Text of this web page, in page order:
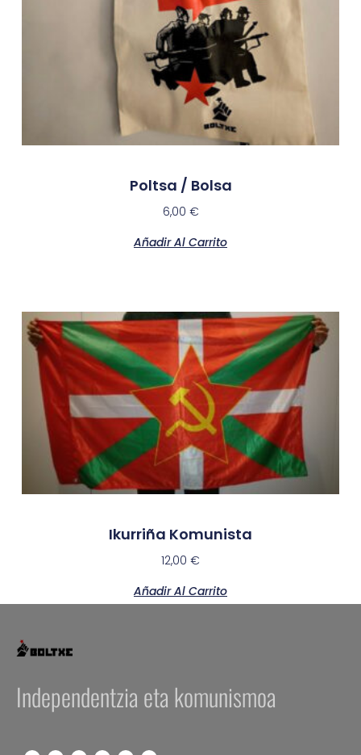
Poltsa / Bolsa
6,00 €
Añadir Al Carrito
Ikurriña Komunista
12,00 €
Añadir Al Carrito
Independentzia eta komunismoa